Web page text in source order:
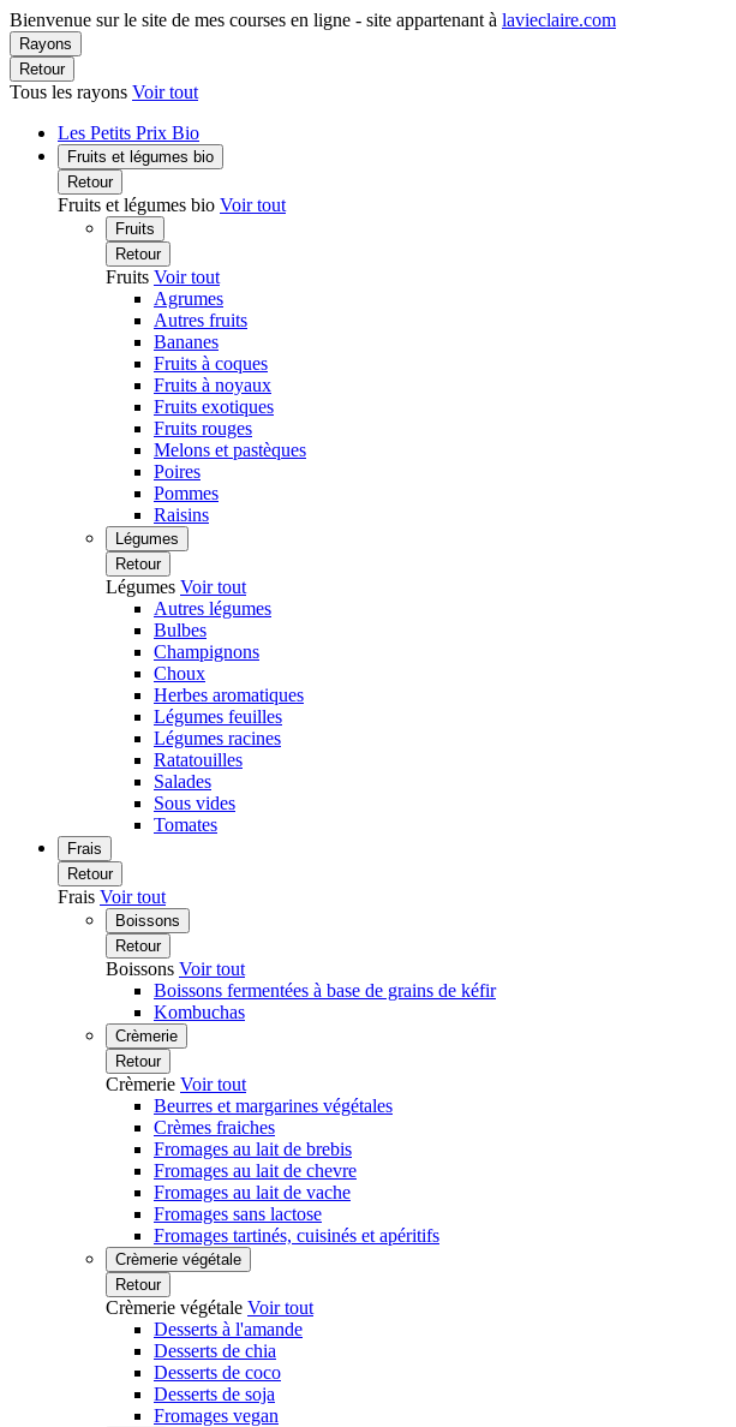
Bienvenue sur le site de mes courses en ligne - site appartenant à lavieclaire.com
Rayons
Retour
Tous les rayons Voir tout
Les Petits Prix Bio
Fruits et légumes bio
Retour
Fruits et légumes bio Voir tout
Fruits
Retour
Fruits Voir tout
Agrumes
Autres fruits
Bananes
Fruits à coques
Fruits à noyaux
Fruits exotiques
Fruits rouges
Melons et pastèques
Poires
Pommes
Raisins
Légumes
Retour
Légumes Voir tout
Autres légumes
Bulbes
Champignons
Choux
Herbes aromatiques
Légumes feuilles
Légumes racines
Ratatouilles
Salades
Sous vides
Tomates
Frais
Retour
Frais Voir tout
Boissons
Retour
Boissons Voir tout
Boissons fermentées à base de grains de kéfir
Kombuchas
Crèmerie
Retour
Crèmerie Voir tout
Beurres et margarines végétales
Crèmes fraiches
Fromages au lait de brebis
Fromages au lait de chevre
Fromages au lait de vache
Fromages sans lactose
Fromages tartinés, cuisinés et apéritifs
Crèmerie végétale
Retour
Crèmerie végétale Voir tout
Desserts à l'amande
Desserts de chia
Desserts de coco
Desserts de soja
Fromages vegan